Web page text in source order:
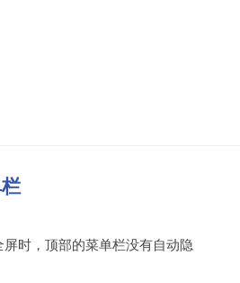
时，顶部的菜单栏没有自动隐